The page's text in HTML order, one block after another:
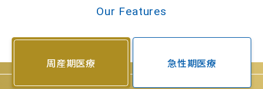
Our Features
周産期医療 急性期医療